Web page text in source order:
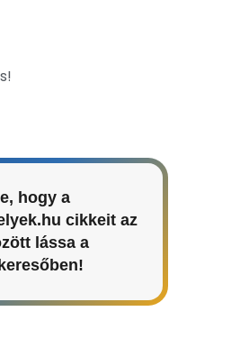
hogy a
cikkeit az
lássa a